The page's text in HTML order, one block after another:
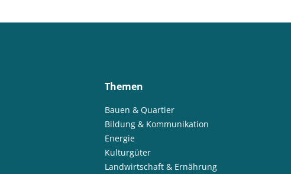
Themen
Bauen & Quartier
Bildung & Kommunikation
Energie
Kulturgüter
Landwirtschaft & Ernährung